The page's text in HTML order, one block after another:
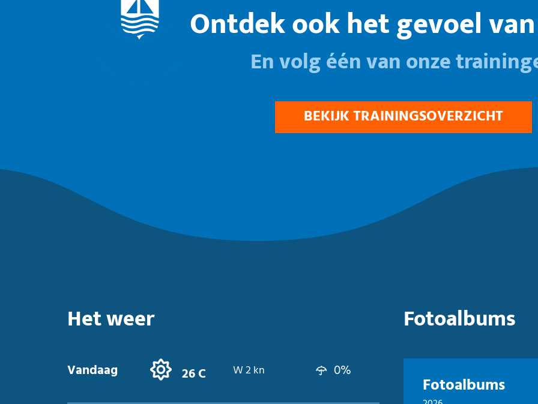
Ontdek ook het gevoel
En volg één van onze
BEKIJK TRAININGSOVERZICHT
Het weer
Vandaag 26 C W 2 kn 0%
Fotoalbums
Fotoalbums